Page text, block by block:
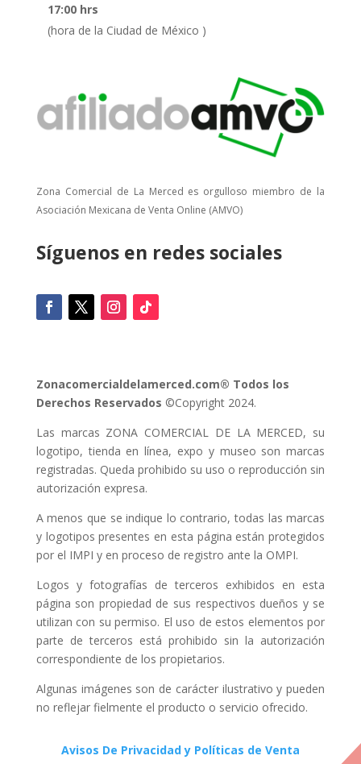
17:00 hrs
(hora de la Ciudad de México )
Zona Comercial de La Merced es orgulloso miembro de la
Asociación Mexicana de Venta Online (AMVO)
Síguenos en redes sociales
Zonacomercialdelamerced.com® Todos los
Derechos Reservados ©Copyright 2024.
Las marcas ZONA COMERCIAL DE LA MERCED, su
logotipo, tienda en línea, expo y museo son marcas
registradas. Queda prohibido su uso o reproducción sin
autorización expresa.
A menos que se indique lo contrario, todas las marcas
y logotipos presentes en esta página están protegidos
por el IMPI y en proceso de registro ante la OMPI.
Logos y fotografías de terceros exhibidos en esta
página son propiedad de sus respectivos dueños y se
utilizan con su permiso. El uso de estos elementos por
parte de terceros está prohibido sin la autorización
correspondiente de los propietarios.
Algunas imágenes son de carácter ilustrativo y pueden
no reflejar fielmente el producto o servicio ofrecido.
Avisos De Privacidad y Políticas de Venta